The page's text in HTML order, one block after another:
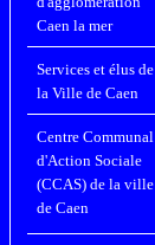
Caen la mer
Services et élus de
la Ville de Caen
Centre Communal
d'Action Sociale
(CCAS) de la ville
de Caen